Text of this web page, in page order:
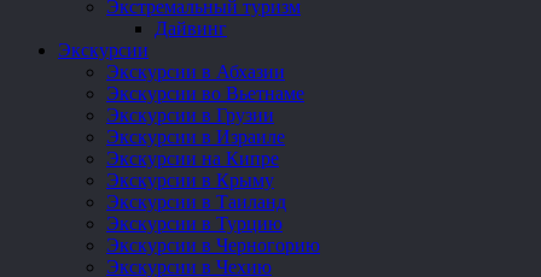
Экстремальный туризм
Дайвинг
Экскурсии
Экскурсии в Абхазии
Экскурсии во Вьетнаме
Экскурсии в Грузии
Экскурсии в Израиле
Экскурсии на Кипре
Экскурсии в Крыму
Экскурсии в Таиланд
Экскурсии в Турцию
Экскурсии в Черногорию
Экскурсии в Чехию